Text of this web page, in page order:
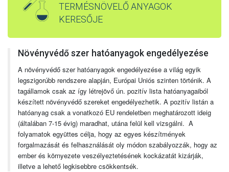
TERMÉSNÖVELŐ ANYAGOK
KERESŐJE
Növényvédő szer hatóanyagok engedélyezése
A növényvédő szer hatóanyagok engedélyezése a világ egyik
legszigorúbb rendszere alapján, Európai Uniós szinten történik. A
tagállamok csak az így létrejövő ún. pozitív lista hatóanyagaiból
készített növényvédő szereket engedélyezhetik. A pozitív listán a
hatóanyag csak a vonatkozó EU rendeletben meghatározott ideig
(általában 7-15 évig) maradhat, utána felül kell vizsgálni. A
folyamatok együttes célja, hogy az egyes készítmények
forgalmazását és felhasználását oly módon szabályozzák, hogy az
ember és környezete veszélyeztetésének kockázatát kizárják,
illetve a lehető legkisebbre csökkentsék.